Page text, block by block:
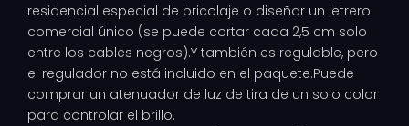
residencial especial de bricolaje o diseñar un letrero
comercial único (se puede cortar cada 2,5 cm solo
entre los cables negros).Y también es regulable, pero
el regulador no está incluido en el paquete.Puede
comprar un atenuador de luz de tira de un solo color
para controlar el brillo.